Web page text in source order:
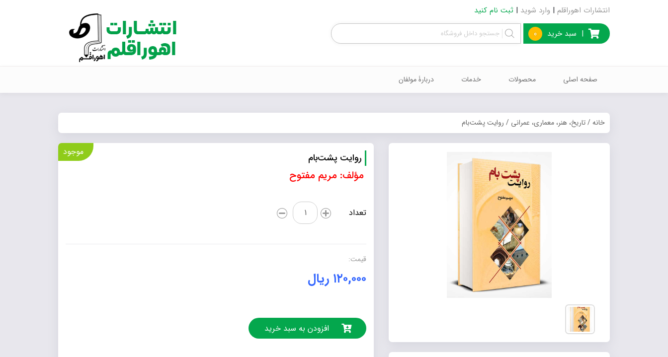
انتشارات اهوراقلم | وارد شوید | ثبت نام کنید
| سبد خرید 0
Products
search
صفحه اصلی محصولات خدمات دربارۀ مولفان
خانه/تاریخ، هنر، معماری، عمرانی / روایت پشت‌بام
موجود روایت پشت‌بام
مؤلف: مریم مفتوح
تعداد
روایت
پشت‌بام
قیمت:
۱۲۰,۰۰۰ ریال
افزودن به سبد خرید